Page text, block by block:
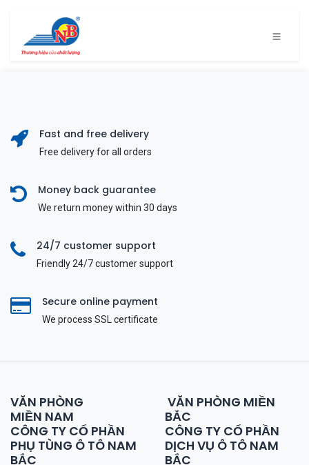
Fast and free delivery
Free delivery for all orders
Money back guarantee
We return money within 30 days
24/7 customer support
Friendly 24/7 customer support
Secure online payment
We process SSL сertificate
VĂN PHÒNG
MIỀN NAM
CÔNG TY CỔ PHẦN
PHỤ TÙNG Ô TÔ NAM
BẮC
VĂN PHÒNG MIỀN
BẮC
CÔNG TY CỔ PHẦN
DỊCH VỤ Ô TÔ NAM
BẮC